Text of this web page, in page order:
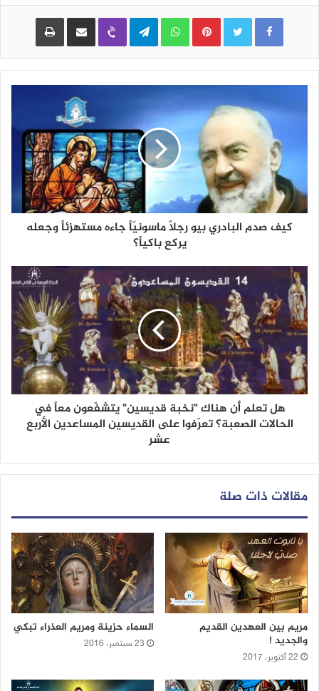
Pinterest
WhatsApp
Telegram
Viber مشاركة عبر البريد طباعة
كيف صدم البادري بيو رجلاً ماسونيّاً جاءه مستهزئاً وجعله
يركع باكياً؟
هل تعلم أن هناك "نخبة قديسين" يتشفّعون معاً في
الحالات الصعبة؟ تعرّفوا على القديسين المساعدين الأربع
عشر
مقالات ذات صلة
مريم بين العهدين القديم
والجديد !
22 أكتوبر، 2017
السماء حزينة ومريم العذراء تبكي
23 سبتمبر، 2016